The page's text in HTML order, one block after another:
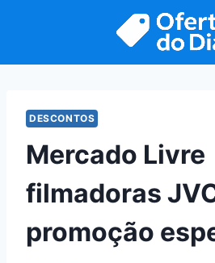
DESCONTOS
Mercado Livre
filmadoras
promoção